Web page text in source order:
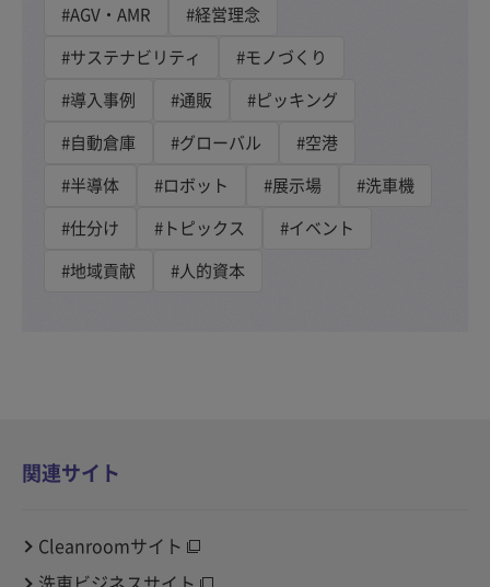
#AGV・AMR
#経営理念
#サステナビリティ
#モノづくり
#導入事例
#通販
#ピッキング
#自動倉庫
#グローバル
#空港
#半導体
#ロボット #展示場
#洗車機
#仕分け
#トピックス
#イベント
#地域貢献
#人的資本
関連サイト
Cleanroomサイト